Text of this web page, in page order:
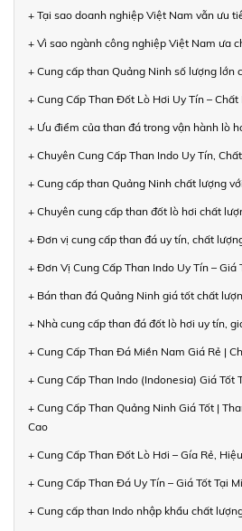
+ Tại sao doanh nghiệp Việt Nam vẫn ưu
+ Vì sao ngành công nghiệp Việt Nam ưa
+ Cung cấp than Quảng Ninh số lượng lớn
+ Cung Cấp Than Đốt Lò Hơi Uy Tín – Chất
+ Ưu điểm của than đá trong vận hành lò
+ Chuyên Cung Cấp Than Indo Uy Tín,
+ Cung cấp than Quảng Ninh chất lượng
+ Chuyên cung cấp than đốt lò hơi chất
+ Đơn vị cung cấp than đá uy tín, chất
+ Đơn Vị Cung Cấp Than Indo Uy Tín – Giá
+ Bán than đá Quảng Ninh giá tốt chất
+ Nhà cung cấp than đá đốt lò hơi uy tín,
+ Cung Cấp Than Đá Miền Nam Giá Rẻ |
+ Cung Cấp Than Indo (Indonesia) Giá Tốt
+ Cung Cấp Than Quảng Ninh Giá Tốt |
Cao
+ Cung Cấp Than Đốt Lò Hơi – Gía Rẻ,
+ Cung Cấp Than Đá Uy Tín – Giá Tốt Tại
+ Cung cấp than Indo nhập khẩu chất